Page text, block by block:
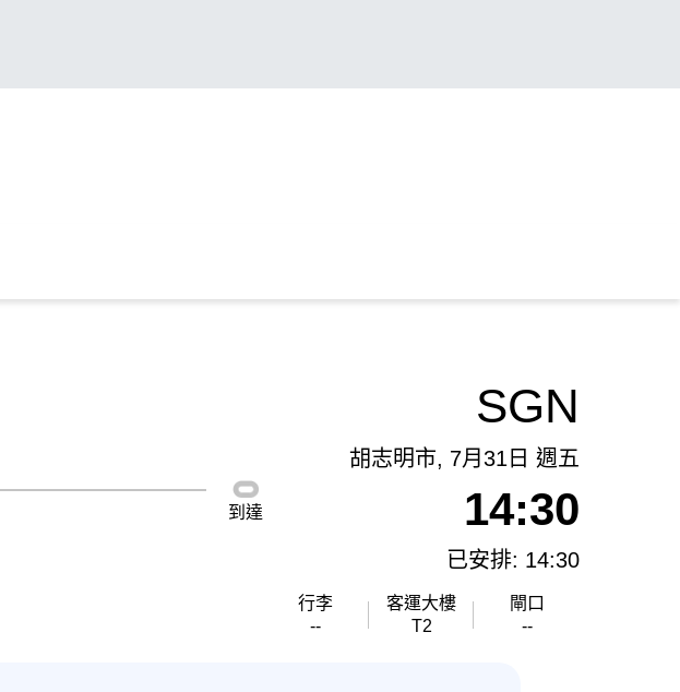
到達
SGN
胡志明市, 7月31日 週五
14:30
已安排: 14:30
行李
--
客運大樓
T2
閘口
--